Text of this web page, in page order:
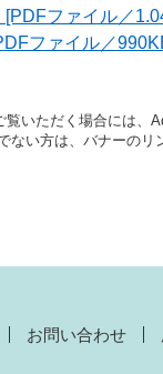
ファイル／
ファイル／
いただく場合には、
ない方は、バナーのリ
お問い合わせ